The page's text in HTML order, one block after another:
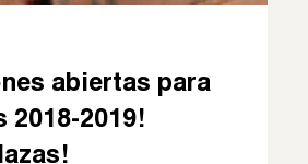
abiertas para
2018-2019!